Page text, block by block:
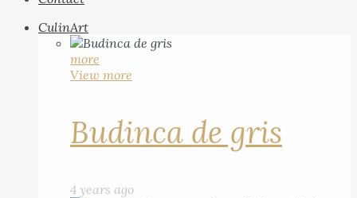
CulinArt
more
View more
Budinca de gris
4 years ago